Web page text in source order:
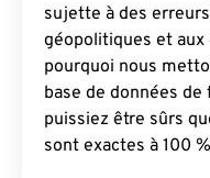
sujette à des
géopolitiques et aux
pourquoi nous
base de données
puissiez être sûrs
sont exactes à 100